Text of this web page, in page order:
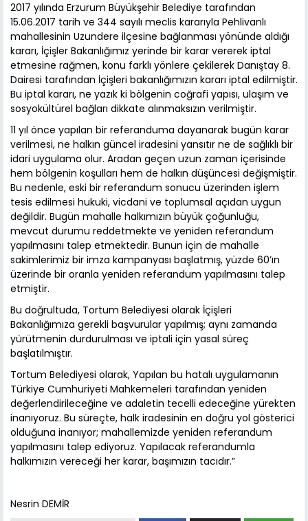
2017 yılında Erzurum Büyükşehir Belediye tarafından
15.06.2017 tarih ve 344 sayılı meclis kararıyla Pehlivanlı
mahallesinin Uzundere ilçesine bağlanması yönünde aldığı
kararı, İçişler Bakanlığımız yerinde bir karar vererek iptal
etmesine rağmen, konu farklı yönlere çekilerek Danıştay 8.
Dairesi tarafından İçişleri bakanlığımızın kararı iptal edilmiştir.
Bu iptal kararı, ne yazık ki bölgenin coğrafi yapısı, ulaşım ve
sosyokültürel bağları dikkate alınmaksızın verilmiştir.
11 yıl önce yapılan bir referanduma dayanarak bugün karar
verilmesi, ne halkın güncel iradesini yansıtır ne de sağlıklı bir
idari uygulama olur. Aradan geçen uzun zaman içerisinde
hem bölgenin koşulları hem de halkın düşüncesi değişmiştir.
Bu nedenle, eski bir referandum sonucu üzerinden işlem
tesis edilmesi hukuki, vicdani ve toplumsal açıdan uygun
değildir. Bugün mahalle halkımızın büyük çoğunluğu,
mevcut durumu reddetmekte ve yeniden referandum
yapılmasını talep etmektedir. Bunun için de mahalle
sakimlerimiz bir imza kampanyası başlatmış, yüzde 60’ın
üzerinde bir oranla yeniden referandum yapılmasını talep
etmiştir.
Bu doğrultuda, Tortum Belediyesi olarak İçişleri
Bakanlığımıza gerekli başvurular yapılmış; aynı zamanda
yürütmenin durdurulması ve iptali için yasal süreç
başlatılmıştır.
Tortum Belediyesi olarak, Yapılan bu hatalı uygulamanın
Türkiye Cumhuriyeti Mahkemeleri tarafından yeniden
değerlendirileceğine ve adaletin tecelli edeceğine yürekten
inanıyoruz. Bu süreçte, halk iradesinin en doğru yol gösterici
olduğuna inanıyor; mahallemizde yeniden referandum
yapılmasını talep ediyoruz. Yapılacak referandumla
halkımızın vereceği her karar, başımızın tacıdır.”
Nesrin DEMİR